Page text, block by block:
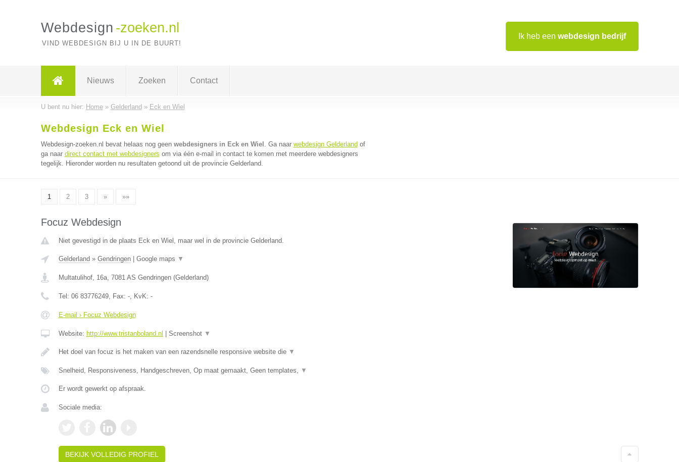
Ik heb een webdesign bedrijf
Webdesign -zoeken.nl
VIND WEBDESIGN BIJ U IN DE BUURT!
Nieuws Zoeken Contact
U bent nu hier: Home» Gelderland » Eck en Wiel
Webdesign Eck en Wiel
Webdesign-zoeken.nl bevat helaas nog geen webdesigners in Eck en Wiel . Ga naar webdesign Gelderland of
ga naar direct contact met webdesigners om via één e-mail in contact te komen met meerdere webdesigners
tegelijk. Hieronder worden nu resultaten getoond uit de provincie Gelderland.
1 2 3 » »»
Focuz Webdesign
Niet gevestigd in de plaats Eck en Wiel, maar wel in de provincie Gelderland.
Gelderland » Gendringen| Google maps ▼
Multatulihof, 16a, 7081 AS Gendringen(Gelderland)
Tel: 06 83776249, Fax: -, KvK: -
E-mail › Focuz Webdesign
Website: http://www.tristanboland.nl Screenshot ▼
Het doel van focuz is het maken van een razendsnelle responsive website die ▼
Snelheid, Responsiveness, Handgeschreven, Op maat gemaakt, Geen templates, ▼
Er wordt gewerkt op afspraak.
Sociale media:
BEKIJK VOLLEDIG PROFIEL